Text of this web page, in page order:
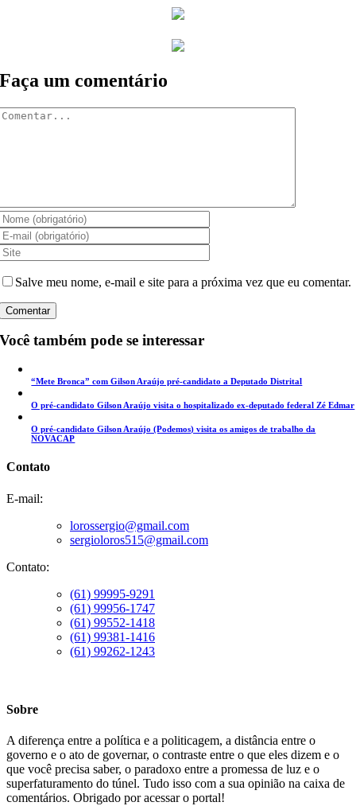
Faça um comentário
Salve meu nome, e-mail e site para a próxima vez que eu comentar.
Você também pode se interessar
“Mete Bronca” com Gilson Araújo pré-candidato a Deputado Distrital
O pré-candidato Gilson Araújo visita o hospitalizado ex-deputado federal Zé Edmar
O pré-candidato Gilson Araújo (Podemos) visita os amigos de trabalho da
NOVACAP
Contato
E-mail:
lorossergio@gmail.com
sergioloros515@gmail.com
Contato:
(61) 99995-9291
(61) 99956-1747
(61) 99552-1418
(61) 99381-1416
(61) 99262-1243
Sobre
A diferença entre a política e a politicagem, a distância entre o
governo e o ato de governar, o contraste entre o que eles dizem e o
que você precisa saber, o paradoxo entre a promessa de luz e o
superfaturamento do túnel. Tudo isso com a sua opinião na caixa de
comentários. Obrigado por acessar o portal!